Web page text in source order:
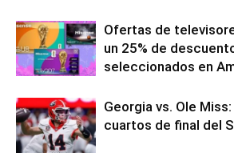
Ofertas de
un 25% de
seleccionados en
Georgia vs. Ole
cuartos de final del